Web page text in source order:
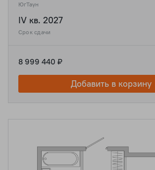
ЮгТаун
IV кв. 2027
Срок сдачи
8 999 440 ₽
Добавить в корзину